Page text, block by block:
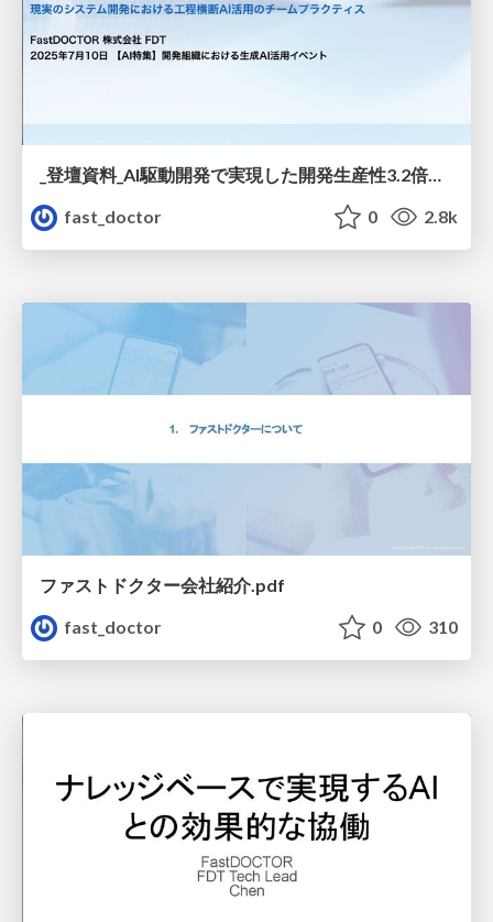
_登壇資料_AI駆動開発で実現した開発生産性3.2倍向上.pdf
fast_doctor
0 2.8k
ファストドクター会社紹介.pdf
fast_doctor
0 310